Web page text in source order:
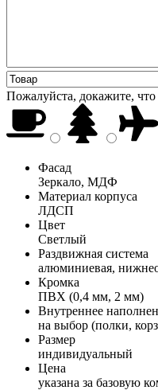
Пожалуйста, докажите,
Фасад
Зеркало, МДФ
Материал корпуса
ЛДСП
Цвет
Светлый
Раздвижная система
алюминиевая,
Кромка
ПВХ (0,4 мм, 2 мм)
Внутреннее
на выбор (полки,
Размер
индивидуальный
Цена
указана за базовую